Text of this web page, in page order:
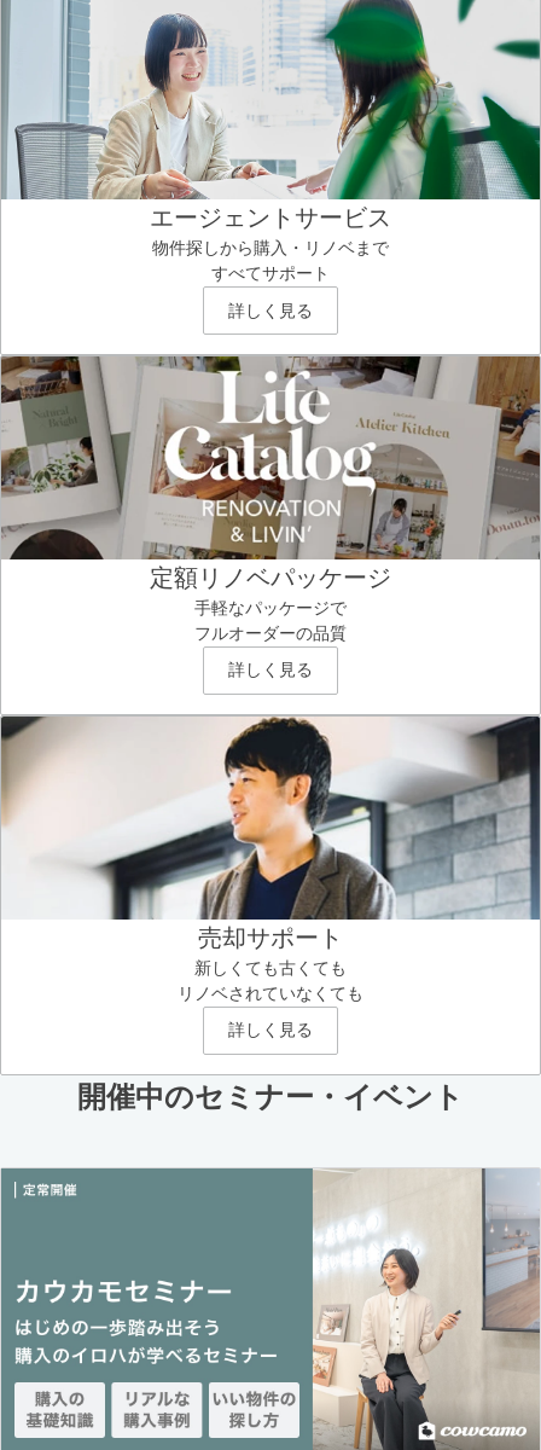
エージェントサービス
物件探しから購入・リノベまで
すべてサポート
詳しく見る
定額リノベパッケージ
手軽なパッケージで
フルオーダーの品質
詳しく見る
売却サポート
新しくても古くても
リノベされていなくても
詳しく見る
開催中のセミナー・イベント